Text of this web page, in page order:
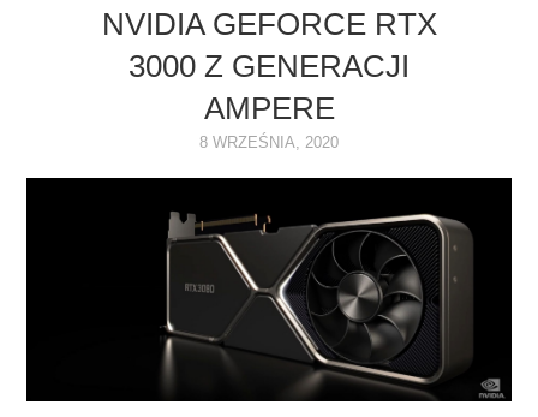
NAPĘDY
OPROGRAMOWANIE
NVIDIA GEFORCE RTX
3000 Z GENERACJI
AMPERE
8 WRZEŚNIA, 2020